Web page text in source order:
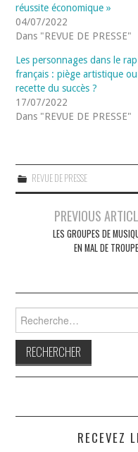
réussite économique »
04/07/2022
Dans "REVUE DE PRESSE"
Les personnages dans le rap
français : piège artistique ou
recette du succès ?
17/07/2022
Dans "REVUE DE PRESSE"
REVUE DE PRESSE
NavigationPREVIOUS
LES GROUPES DE
EN MAL DE
RECEVEZ